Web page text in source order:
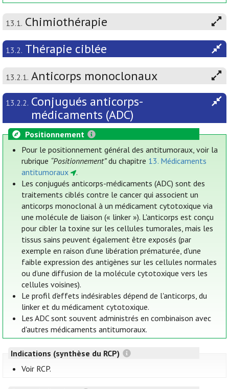
13.1. Chimiothérapie
13.2. Thérapie ciblée
13.2.1. Anticorps monoclonaux
13.2.2. Conjugués anticorps-
médicaments (ADC)
Positionnement
Pour le positionnement général des antitumoraux, voir la
rubrique “Positionnement”du chapitre 13. Médicaments
antitumoraux
.
Les conjugués anticorps-médicaments (ADC) sont des
traitements ciblés contre le cancer qui associent un
anticorps monoclonal à un médicament cytotoxique via
une molécule de liaison (« linker »). L'anticorps est conçu
pour cibler la toxine sur les cellules tumorales, mais les
tissus sains peuvent également être exposés (par
exemple en raison d'une libération prématurée, d'une
faible expression des antigènes sur les cellules normales
ou d’une diffusion de la molécule cytotoxique vers les
cellules voisines).
Le profil d'effets indésirables dépend de l'anticorps, du
linker et du médicament cytotoxique.
Les ADC sont souvent administrés en combinaison avec
d'autres médicaments antitumoraux.
Indications (synthèse du RCP)
Voir RCP.